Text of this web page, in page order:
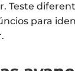
Teste
para